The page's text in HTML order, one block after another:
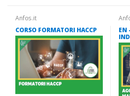
Anfos.it
CORSO FORMATORI HACCP
EN